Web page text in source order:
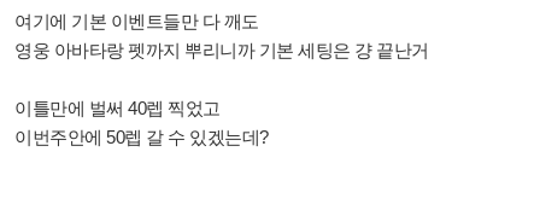
여기에 기본 이벤트들만 다 깨도
영웅 아바타랑 펫까지 뿌리니까 기본 세팅은 걍 끝난거
이틀만에 벌써 40렙 찍었고
이번주안에 50렙 갈 수 있겠는데?